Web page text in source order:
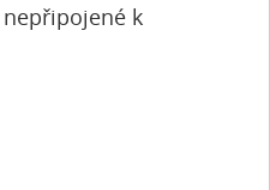
k